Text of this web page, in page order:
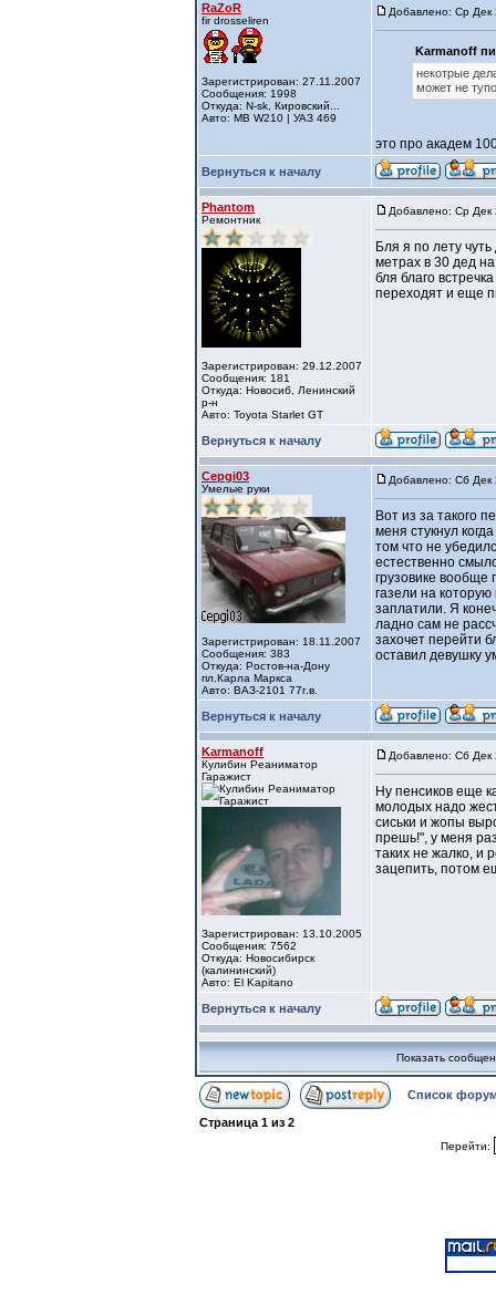
RaZoR
fir drosseliren
Зарегистрирован: 27.11.2007
Сообщения: 1998
Откуда: N-sk, Кировский...
Авто: MB W210 | УАЗ 469
Добавлено: Ср Дек
Karmanoff
некотрые
может не
это про академ
Вернуться к началу
Phantom
Ремонтник
Зарегистрирован: 29.12.2007
Сообщения: 181
Откуда: Новосиб, Ленинский
р-н
Авто: Toyota Starlet GT
Добавлено: Ср Дек
Бля я по лету
метрах в 30 дед
бля благо
переходят и еще
Вернуться к началу
Cepgi03
Умелые руки
Зарегистрирован: 18.11.2007
Сообщения: 383
Откуда: Ростов-на-Дону
пл.Карла Маркса
Авто: ВАЗ-2101 77г.в.
Добавлено: Сб Дек
Вот из за такого
меня стукнул
том что не
естественно
грузовике вообще
газели на
заплатили. Я
ладно сам не
захочет перейти
оставил девушку
Вернуться к началу
Karmanoff
Кулибин Реаниматор
Гаражист
Зарегистрирован: 13.10.2005
Сообщения: 7562
Откуда: Новосибирск
(калининский)
Авто: El Kapitano
Добавлено: Сб Дек
Ну пенсиков еще
молодых надо
сиськи и жопы
прешь!", у меня
таких не жалко, и
зацепить, потом
Вернуться к началу
Показать
Список
Страница 1 из 2
Перейти: